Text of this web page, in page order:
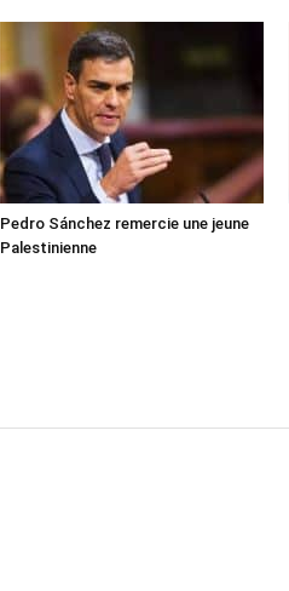
Pedro Sánchez remercie une jeune
Palestinienne